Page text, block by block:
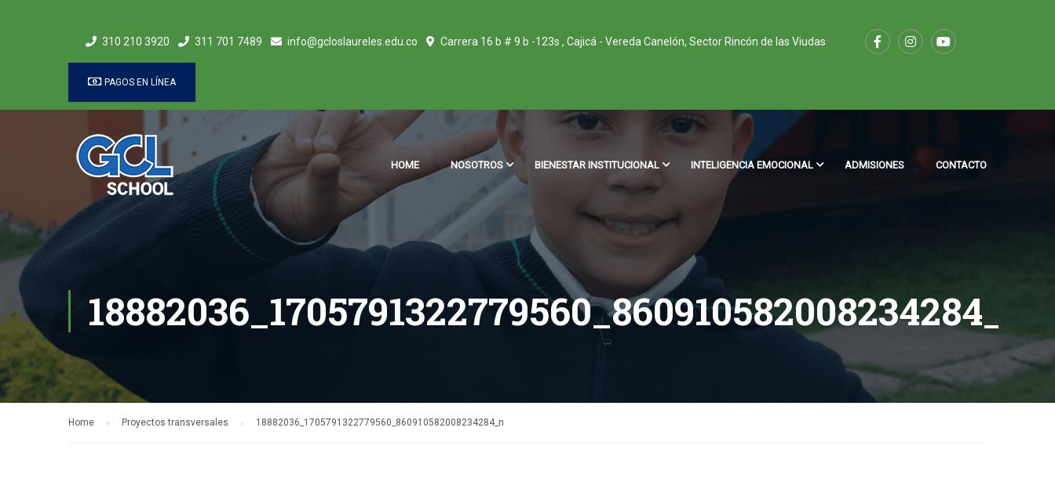
310 210 3920 311 701 7489 info@gcloslaureles.edu.co Carrera 16 b # 9 b -123s , Cajicá - Vereda Canelón, Sector Rincón de las Viudas
PAGOS EN LÍNEA
HOME NOSOTROS BIENESTAR INSTITUCIONAL INTELIGENCIA EMOCIONAL ADMISIONES CONTACTO
18882036_1705791322779560_860910582008234284_N
Home Proyectos transversales 18882036_1705791322779560_860910582008234284_n